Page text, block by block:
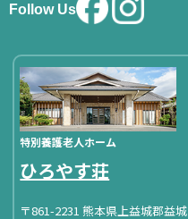
Follow Us
特別養護老人ホーム
ひろやす荘
〒861-2231 熊本県上益城郡益城